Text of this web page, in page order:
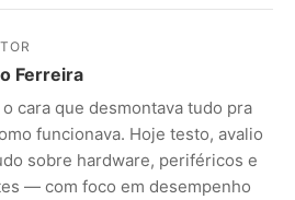
Ferreira
cara que desmontava tudo pra
funcionava. Hoje testo, avalio
sobre hardware, periféricos e
— com foco em desempenho